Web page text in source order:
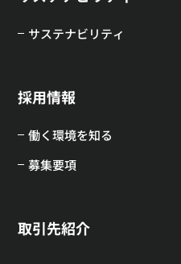
サステナビリティ
採用情報
働く環境を知る
募集要項
取引先紹介